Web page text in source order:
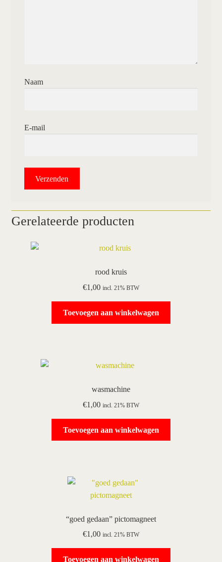
Naam
E-mail
Gerelateerde producten
rood kruis
€1,00 incl. 21% BTW
Toevoegen aan winkelwagen
wasmachine
€1,00 incl. 21% BTW
Toevoegen aan winkelwagen
“goed gedaan” pictomagneet
€1,00 incl. 21% BTW
Toevoegen aan winkelwagen